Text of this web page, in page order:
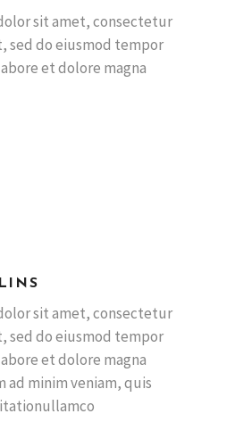
sit amet, consectetur
sed do eiusmod tempor
et dolore magna
sit amet, consectetur
sed do eiusmod tempor
et dolore magna
ad minim veniam, quis